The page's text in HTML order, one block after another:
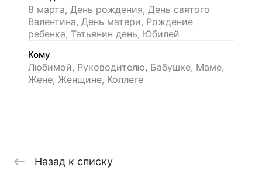
8 марта, День рождения, День святого
Валентина, День матери, Рождение
ребенка, Татьянин день, Юбилей
Кому
Любимой, Руководителю, Бабушке, Маме,
Жене, Женщине, Коллеге
Назад к списку